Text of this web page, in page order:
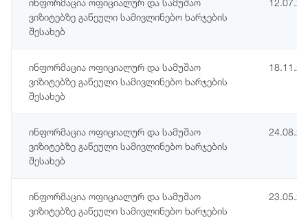
ინფორმაცია ოფიციალურ და სამუშაო
ვიზიტებზე გაწეული სამივლინებო ხარჯების
შესახებ
ინფორმაცია ოფიციალურ და სამუშაო
ვიზიტებზე გაწეული სამივლინებო ხარჯების
შესახებ
ინფორმაცია ოფიციალურ და სამუშაო
ვიზიტებზე გაწეული სამივლინებო ხარჯების
შესახებ
ინფორმაცია ოფიციალურ და სამუშაო
ვიზიტებზე გაწეული სამივლინებო ხარჯების